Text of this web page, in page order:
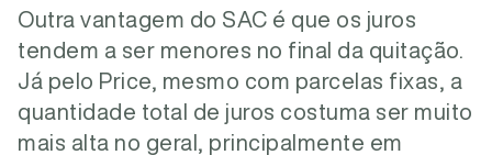
Outra vantagem do SAC é que os juros
tendem a ser menores no final da quitação.
Já pelo Price, mesmo com parcelas fixas, a
quantidade total de juros costuma ser muito
mais alta no geral, principalmente em